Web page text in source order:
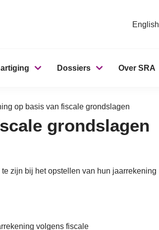
English
Dossiers Over SRA
op basis van fiscale grondslagen
grondslagen
zijn bij het opstellen van hun jaarrekening
volgens fiscale